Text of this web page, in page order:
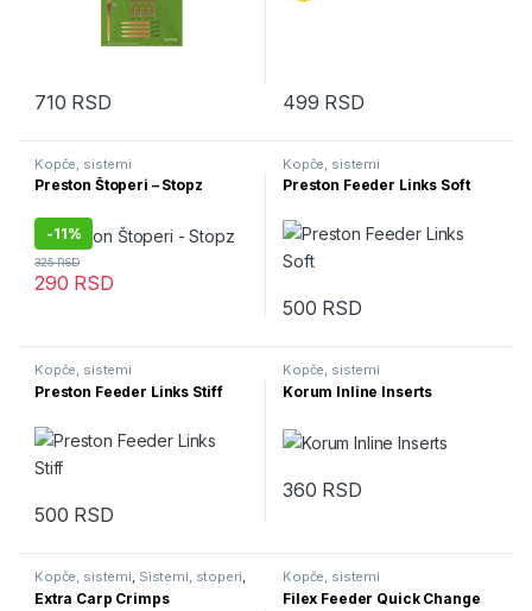
710 RSD
Ovaj proizvod ima više varijanti. Opcije mogu biti izabrane na
499 RSD
Kopče, sistemi
Preston Štoperi – Stopz
-11%
325RSD
290 RSD
Ovaj proizvod ima više varijanti. Opcije mogu biti izabrane na
Kopče, sistemi
Preston Feeder Links Soft
500 RSD
Ovaj proizvod ima više
Kopče, sistemi
Preston Feeder Links Stiff
500 RSD
Ovaj proizvod ima više varijanti. Opcije mogu biti izabrane na
Kopče, sistemi
Korum Inline Inserts
360 RSD
Kopče, sistemi, Sistemi, stoperi,
Sitnice, Vrtilice, kopče, alkice
Extra Carp Crimps
Kopče, sistemi
Filex Feeder Quick Change